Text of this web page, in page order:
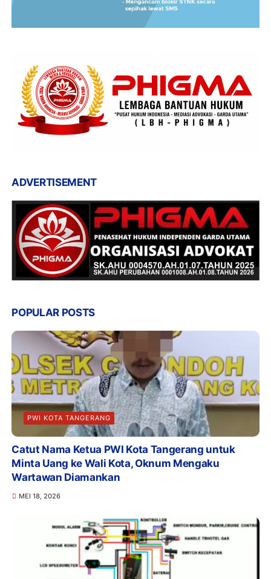
ADVERTISEMENT
POPULAR POSTS
PWI KOTA TANGERANG
Catut Nama Ketua PWI Kota Tangerang untuk
Minta Uang ke Wali Kota, Oknum Mengaku
Wartawan Diamankan
MEI 18, 2026